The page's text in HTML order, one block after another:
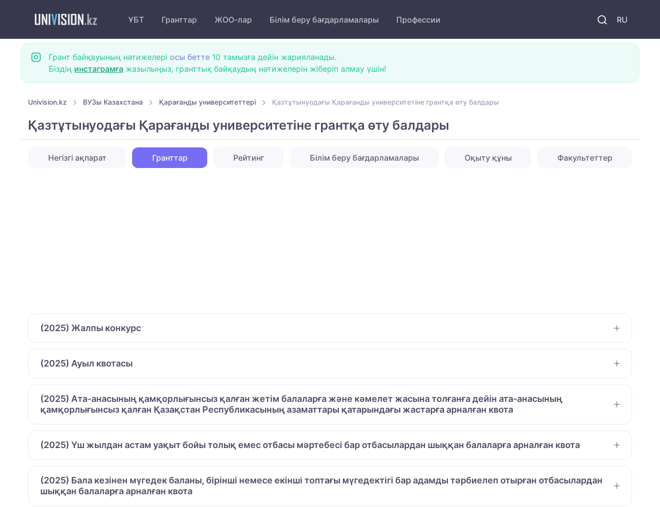
RU
ҰБТ Гранттар ЖОО-лар Білім беру бағдарламалары Профессии
Грант байқауының нәтижелері осы бетте 10 тамызға дейін жарияланады.
Біздің инстаграмға жазылыңыз, гранттық байқаудың нәтижелерін жіберіп алмау үшін!
Univision.kz ВУЗы Казахстана Қарағанды университеттері Қазтұтынуодағы Қарағанды университетіне грантқа өту балдары
Қазтұтынуодағы Қарағанды университетіне грантқа өту балдары
Негізгі ақпарат Гранттар Рейтинг Білім беру бағдарламалары Оқыту құны Факультеттер
(2025) Жалпы конкурс
(2025) Ауыл квотасы
(2025) Ата-анасының қамқорлығынсыз қалған жетім балаларға және кәмелет жасына толғанға дейін ата-анасының
қамқорлығынсыз қалған Қазақстан Республикасының азаматтары қатарындағы жастарға арналған квота
(2025) Үш жылдан астам уақыт бойы толық емес отбасы мәртебесі бар отбасылардан шыққан балаларға арналған квота
(2025) Бала кезінен мүгедек баланы, бірінші немесе екінші топтағы мүгедектігі бар адамды тәрбиелеп отырған отбасылардан
шыққан балаларға арналған квота